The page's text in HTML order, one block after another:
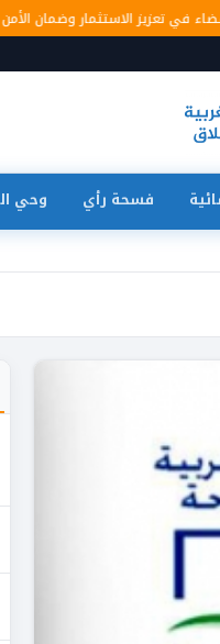
في تعزيز الاستثمار وضمان
فسحة رأي وحي